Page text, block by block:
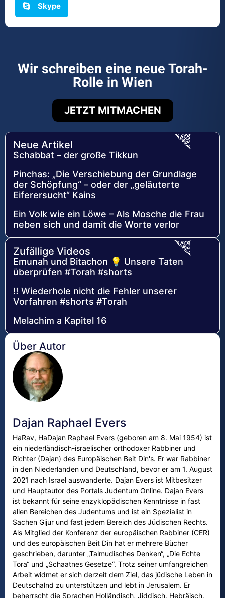
Skype
Wir schreiben eine neue Torah-
Rolle in Wien
JETZT MITMACHEN
Neue Artikel
Schabbat – der große Tikkun
Pinchas: „Die Verschiebung der Grundlage
der Schöpfung“ – oder der „geläuterte
Eiferersucht“ Kains
Ein Volk wie ein Löwe – Als Mosche die Frau
neben sich und damit die Worte verlor
Zufällige Videos
Emunah und Bitachon 💡 Unsere Taten
überprüfen #Torah #shorts
‼️ Wiederhole nicht die Fehler unserer
Vorfahren #shorts #Torah
Melachim a Kapitel 16
Über Autor
Dajan Raphael Evers
HaRav, HaDajan Raphael Evers (geboren am 8. Mai 1954) ist
ein niederländisch-israelischer orthodoxer Rabbiner und
Richter (Dajan) des Europäischen Beit Din's. Er war Rabbiner
in den Niederlanden und Deutschland, bevor er am 1. August
2021 nach Israel auswanderte. Dajan Evers ist Mitbesitzer
und Hauptautor des Portals Judentum Online. Dajan Evers
ist bekannt für seine enzyklopädischen Kenntnisse in fast
allen Bereichen des Judentums und ist ein Spezialist in
Sachen Gijur und fast jedem Bereich des Jüdischen Rechts.
Als Mitglied der Konferenz der europäischen Rabbiner (CER)
und des europäischen Beit Din hat er mehrere Bücher
geschrieben, darunter „Talmudisches Denken“, „Die Echte
Tora“ und „Schaatnes Gesetze“. Trotz seiner umfangreichen
Arbeit widmet er sich derzeit dem Ziel, das jüdische Leben in
Deutschalnd zu unterstützen und lebt in Jerusalem. Er
beherrscht die Sprachen Holländisch, Jiddisch, Hebräisch,